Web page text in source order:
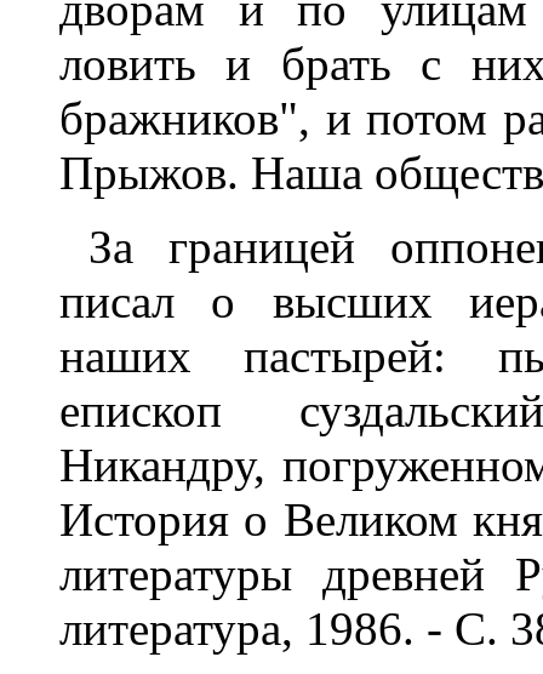
ловить и брать с
бражников", и потом
Прыжов. Наша
За границей
писал о высших
наших пастырей:
епископ
Никандру,
История о Великом
литературы древней
литература, 1986. - С.